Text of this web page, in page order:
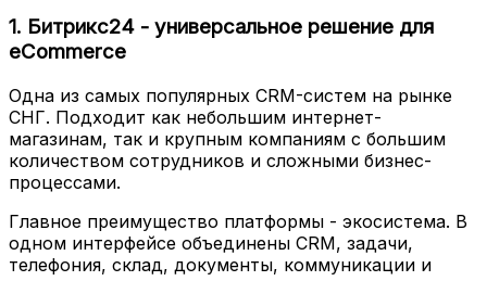
1. Битрикс24 - универсальное решение для
eCommerce
Одна из самых популярных CRM-систем на рынке
СНГ. Подходит как небольшим интернет-
магазинам, так и крупным компаниям с большим
количеством сотрудников и сложными бизнес-
процессами.
Главное преимущество платформы - экосистема. В
одном интерфейсе объединены CRM, задачи,
телефония, склад, документы, коммуникации и